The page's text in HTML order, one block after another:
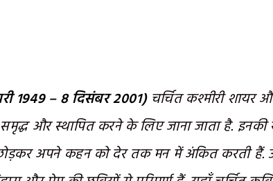
1949 – 8 दिसंबर 2001)चर्चित कश्मीरी शायर
और स्थापित करने के लिए जाना जाता है.
अपने कहन को देर तक मन में अंकित करती हैं.